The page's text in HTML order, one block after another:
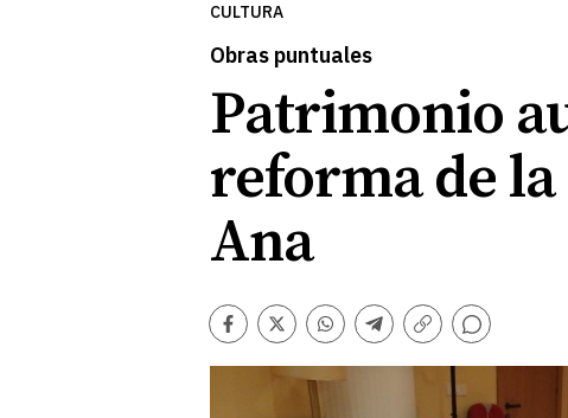
CULTURA
Obras puntuales
Patrimonio
reforma de
Ana
Facebook
TwitterWhatsapp
Telegram
Copiar
enlace
Comentarios